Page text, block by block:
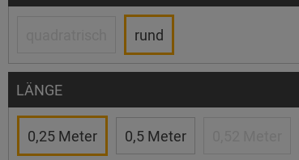
rund
LÄNGE
0,25 Meter 0,5 Meter